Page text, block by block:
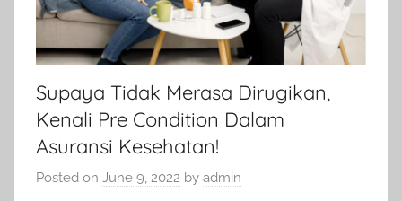
Supaya Tidak Merasa Dirugikan,
Kenali Pre Condition Dalam
Asuransi Kesehatan!
Posted on June 9, 2022 by admin